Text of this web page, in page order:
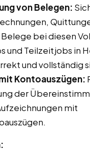
von Belegen:
bei diesen
und Teilzeitjobs in
und vollständig
Kontoauszügen:
der
mit